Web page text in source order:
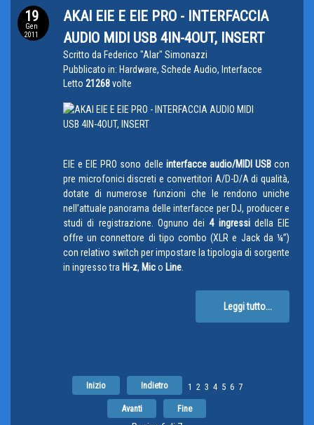
19
Gen
2011
AKAI EIE E EIE PRO - INTERFACCIA
AUDIO MIDI USB 4IN-4OUT, INSERT
Scritto da Federico "Alar" Simonazzi
Pubblicato in: Hardware, Schede Audio, Interfacce
Letto 21268volte
EIE e EIE PRO sono delle interfacce audio/MIDI USBcon
pre microfonici discreti e convertitori A/D-D/A di qualità,
dotate di numerose funzioni che le rendono uniche
nell’attuale panorama delle interfacce per DJ, producer e
studi di registrazione. Ognuno dei4 ingressidella EIE
offre un connettore di tipo combo (XLR e Jack da ¼”)
con relativo switch per impostare la tipologia di sorgente
in ingresso tra Hi-z, Mico Line
Leggi tutto...
Inizio Indietro 1 2 3 4 5 6 7
Avanti Fine